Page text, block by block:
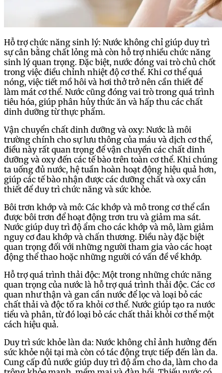
Hỗ trợ chức năng sinh lý: Nước không chỉ giúp duy trì
sự cân bằng chất lỏng mà còn hỗ trợ nhiều chức năng
sinh lý quan trọng. Đặc biệt, nước đóng vai trò chủ chốt
trong việc điều chỉnh nhiệt độ cơ thể. Khi cơ thể quá
nóng, việc tiết mồ hôi và hơi thở trở nên cần thiết để
làm mát cơ thể. Nước cũng đóng vai trò trong quá trình
tiêu hóa, giúp phân hủy thức ăn và hấp thu các chất
dinh dưỡng từ thực phẩm.
Vận chuyển chất dinh dưỡng và oxy: Nước là môi
trường chính cho sự lưu thông của máu và dịch cơ thể,
điều này rất quan trọng để vận chuyển các chất dinh
dưỡng và oxy đến các tế bào trên toàn cơ thể. Khi chúng
ta uống đủ nước, hệ tuần hoàn hoạt động hiệu quả hơn,
giúp các tế bào nhận được các dưỡng chất và oxy cần
thiết để duy trì chức năng và sức khỏe.
Bôi trơn khớp và mô: Các khớp và mô trong cơ thể cần
được bôi trơn để hoạt động trơn tru và giảm ma sát.
Nước giúp duy trì độ ẩm cho các khớp và mô, làm giảm
nguy cơ đau khớp và chấn thương. Điều này đặc biệt
quan trọng đối với những người tham gia vào các hoạt
động thể thao hoặc những người có vấn đề về khớp.
Hỗ trợ quá trình thải độc: Một trong những chức năng
quan trọng của nước là hỗ trợ quá trình thải độc. Các cơ
quan như thận và gan cần nước để lọc và loại bỏ các
chất thải và độc tố ra khỏi cơ thể. Nước giúp tạo ra nước
tiểu và phân, từ đó loại bỏ các chất thải khỏi cơ thể một
cách hiệu quả.
Duy trì sức khỏe làn da: Nước không chỉ ảnh hưởng đến
sức khỏe nội tại mà còn có tác động trực tiếp đến làn da.
Cung cấp đủ nước giúp duy trì độ ẩm cho da, làm cho da